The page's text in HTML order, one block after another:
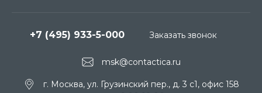
msk@contactica.ru
+7 (495) 933-5-000
г. Москва, ул. Грузинский пер., д. 3 c1, офис 158
Заказать звонок